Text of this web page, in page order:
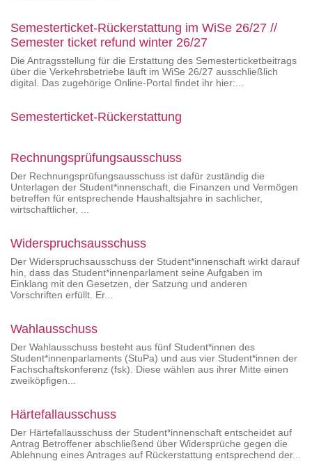
Semesterticket-Rückerstattung im WiSe 26/27 //
Semester ticket refund winter 26/27
Die Antragsstellung für die Erstattung des Semesterticketbeitrags
über die Verkehrsbetriebe läuft im WiSe 26/27 ausschließlich
digital. Das zugehörige Online-Portal findet ihr hier:...
Semesterticket-Rückerstattung
Rechnungsprüfungsausschuss
Der Rechnungsprüfungsausschuss ist dafür zuständig die
Unterlagen der Student*innenschaft, die Finanzen und Vermögen
betreffen für entsprechende Haushaltsjahre in sachlicher,
wirtschaftlicher, ...
Widerspruchsausschuss
Der Widerspruchsausschuss der Student*innenschaft wirkt darauf
hin, dass das Student*innenparlament seine Aufgaben im
Einklang mit den Gesetzen, der Satzung und anderen
Vorschriften erfüllt. Er...
Wahlausschuss
Der Wahlausschuss besteht aus fünf Student*innen des
Student*innenparlaments (StuPa) und aus vier Student*innen der
Fachschaftskonferenz (fsk). Diese wählen aus ihrer Mitte einen
zweiköpfigen...
Härtefallausschuss
Der Härtefallausschuss der Student*innenschaft entscheidet auf
Antrag Betroffener abschließend über Widersprüche gegen die
Ablehnung eines Antrages auf Rückerstattung entsprechend der...